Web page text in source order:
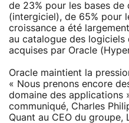
de 23% pour les bases
(intergiciel), de 65% pour
croissance a été
au catalogue des logiciels
acquises par Oracle
Oracle maintient la
« Nous prenons encore
domaine des applications
communiqué, Charles
Quant au CEO du groupe,